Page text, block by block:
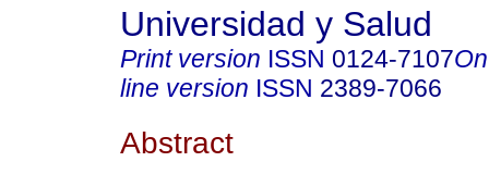
Universidad y Salud
Print version ISSN 0124-7107
line version ISSN 2389-7066
Abstract